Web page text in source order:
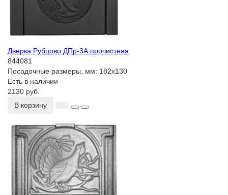
Дверка Рубцово ДПр-3А прочистная
844081
Посадочные размеры, мм: 182х130
Есть в наличии
2130 руб.
В корзину